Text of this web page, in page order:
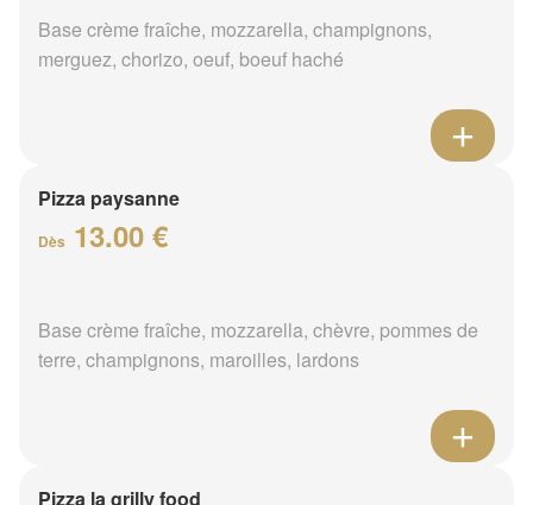
Base crème fraîche, mozzarella, champignons,
merguez, chorizo, oeuf, boeuf haché
Pizza paysanne
Dès 13.00 €
Base crème fraîche, mozzarella, chèvre, pommes de
terre, champignons, maroilles, lardons
Pizza la grilly food